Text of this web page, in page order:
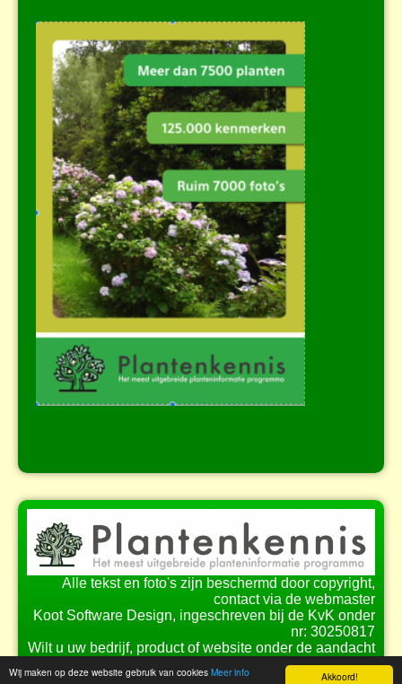
Akkoord!
Wij maken op deze website gebruik van cookies Meer info
Alle tekst en foto's zijn beschermd door copyright,
contact via de webmaster
Koot Software Design, ingeschreven bij de KvK onder
nr: 30250817
Wilt u uw bedrijf, product of website onder de aandacht
brengen bij onze bezoekers?
Bekijk demogelijkhedenvoor samenwerking.